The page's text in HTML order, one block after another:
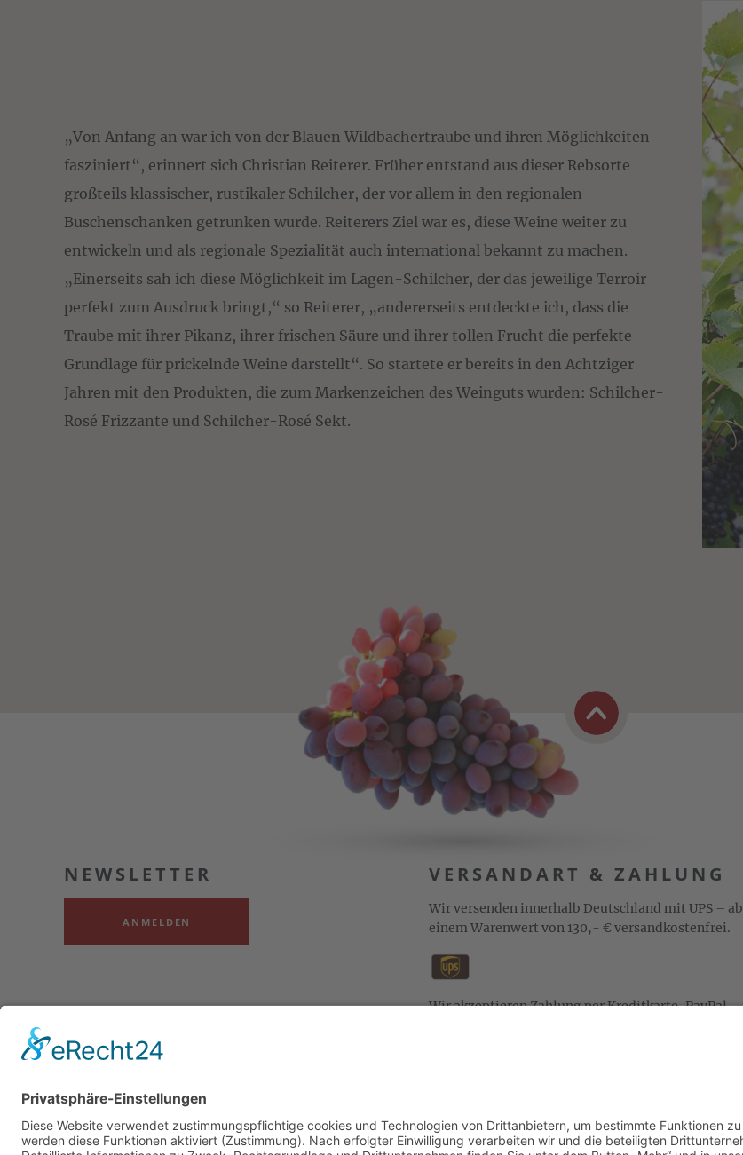
„Von Anfang an war ich von der Blauen Wildbachertraube und ihren Möglichkeiten
fasziniert“, erinnert sich Christian Reiterer. Früher entstand aus dieser Rebsorte
großteils klassischer, rustikaler Schilcher, der vor allem in den regionalen
Buschenschanken getrunken wurde. Reiterers Ziel war es, diese Weine weiter zu
entwickeln und als regionale Spezialität auch international bekannt zu machen.
„Einerseits sah ich diese Möglichkeit im Lagen-Schilcher, der das jeweilige Terroir
perfekt zum Ausdruck bringt,“ so Reiterer, „andererseits entdeckte ich, dass die
Traube mit ihrer Pikanz, ihrer frischen Säure und ihrer tollen Frucht die perfekte
Grundlage für prickelnde Weine darstellt“. So startete er bereits in den Achtziger
Jahren mit den Produkten, die zum Markenzeichen des Weinguts wurden: Schilcher-
Rosé Frizzante und Schilcher-Rosé Sekt.
NEWSLETTER
ANMELDEN
VERSANDART & ZAHLUNG
Wir versenden innerhalb Deutschland mit UPS – ab
einem Warenwert von 130,- € versandkostenfrei.
Wir akzeptieren Zahlung per Kreditkarte, PayPal,